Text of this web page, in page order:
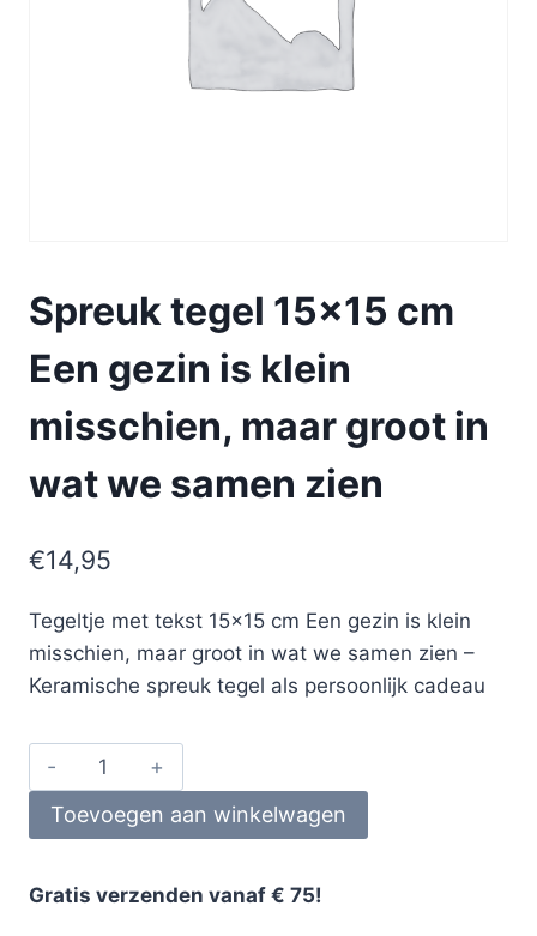
Spreuk tegel 15×15 cm
Een gezin is klein
misschien, maar groot in
wat we samen zien
€14,95
Tegeltje met tekst 15×15 cm Een gezin is klein
misschien, maar groot in wat we samen zien –
Keramische spreuk tegel als persoonlijk cadeau
Toevoegen aan winkelwagen
Gratis verzenden vanaf € 75!